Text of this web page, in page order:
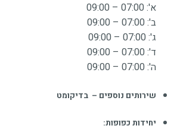
א': 07:00 – 09:00
ב': 07:00 – 09:00
ג': 07:00 – 09:00
ד': 07:00 – 09:00
ה': 07:00 – 09:00
שירותים נוספים – בדיקומט
יחידות כפופות: